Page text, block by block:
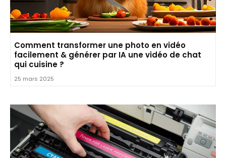
Comment transformer une photo en vidéo
facilement & générer par IA une vidéo de chat
qui cuisine ?
25 mars 2025